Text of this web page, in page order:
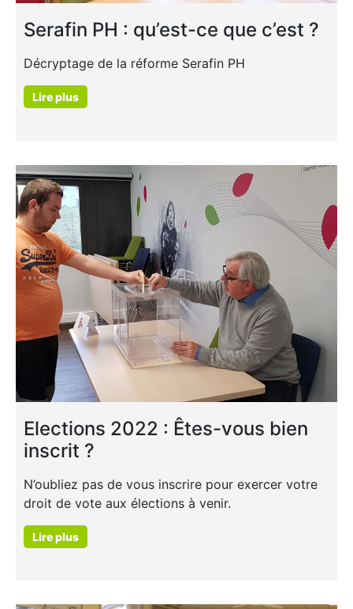
Serafin PH : qu’est-ce que c’est ?
Décryptage de la réforme Serafin PH
Lire plus
Elections 2022 : Êtes-vous bien
inscrit ?
N’oubliez pas de vous inscrire pour exercer votre
droit de vote aux élections à venir.
Lire plus